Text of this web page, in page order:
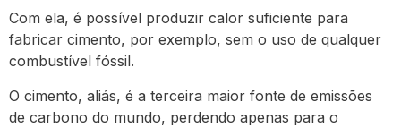
Com ela, é possível produzir calor suficiente para
fabricar cimento, por exemplo, sem o uso de qualquer
combustível fóssil.
O cimento, aliás, é a terceira maior fonte de emissões
de carbono do mundo, perdendo apenas para o